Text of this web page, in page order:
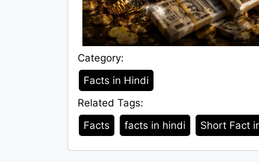
Category:
Category
Facts in Hindi
Related Tags:
Tags
Facts facts in hindi Short Fact